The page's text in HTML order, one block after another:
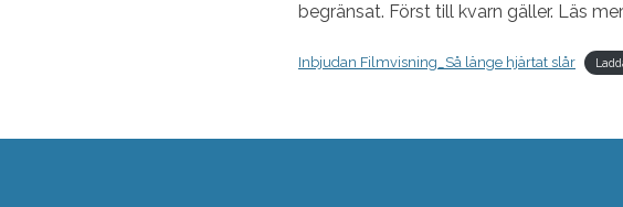
begränsat. Först till kvarn gäller. Läs
Inbjudan Filmvisning_Så länge hjärtat slår